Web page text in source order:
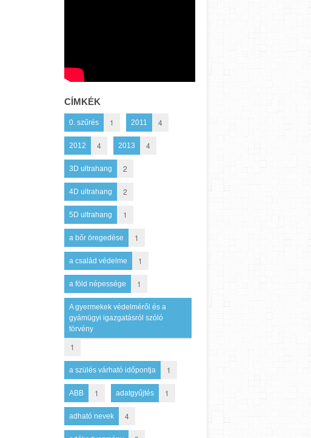
CÍMKÉK
0. szűrés 1 2011 4
2012 4 2013 4
3D ultrahang 2
4D ultrahang 2
5D ultrahang 1
a bőr öregedése 1
a család védelme 1
a föld népessége 1
A gyermekek védelméről és a
gyámügyi igazgatásról szóló
törvény
1
a szülés várható időpontja 1
ABB 1 adatgyűjtés 1
adható nevek 4